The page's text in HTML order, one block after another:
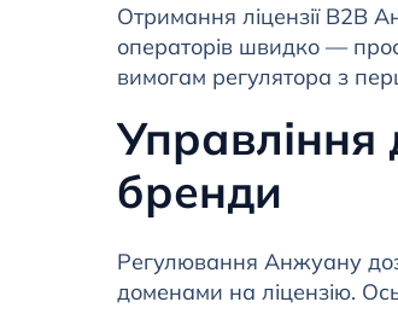
Отримання ліцензії B2B
операторів швидко —
вимогам регулятора з
Управління
бренди
Регулювання Анжуану
доменами на ліцензію.